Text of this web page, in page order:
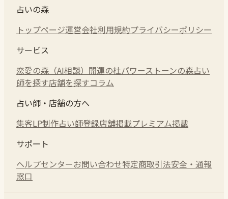
占いの森
トップページ運営会社利用規約プライバシーポリシー
サービス
恋愛の森（AI相談） 開運の杜パワーストーンの森占い
師を探す店舗を探すコラム
占い師・店舗の方へ
集客LP制作占い師登録店舗掲載プレミアム掲載
サポート
ヘルプセンターお問い合わせ特定商取引法安全・通報
窓口